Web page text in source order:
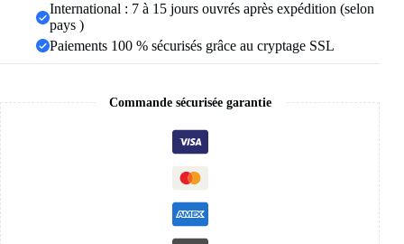
International : 7 à 15 jours ouvrés après expédition (selon
pays )
Paiements 100 % sécurisés grâce au cryptage SSL
Commande sécurisée garantie